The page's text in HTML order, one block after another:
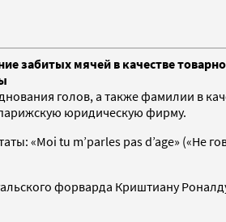
забитых мячей в качестве
голов, а также фамилии в
юридическую фирму.
«Moi tu m’parles pas d’age» («Не
форварда Криштиану